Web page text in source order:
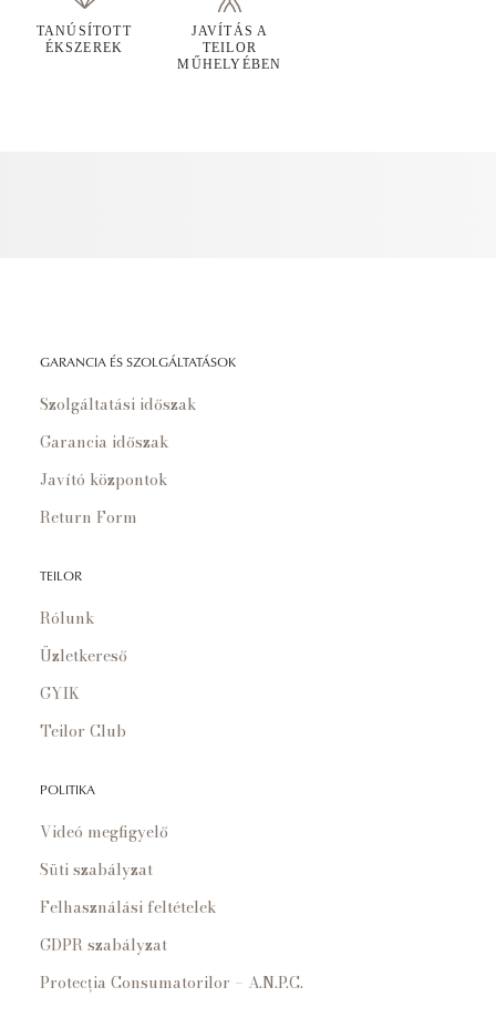
TANÚSÍTOTT
ÉKSZEREK
JAVÍTÁS A
TEILOR
MŰHELYÉBEN
GARANCIA ÉS SZOLGÁLTATÁSOK
Szolgáltatási időszak
Garancia időszak
Javító központok
Return Form
TEILOR
Rólunk
Üzletkereső
GYIK
Teilor Club
POLITIKA
Videó megfigyelő
Süti szabályzat
Felhasználási feltételek
GDPR szabályzat
Protecția Consumatorilor – A.N.P.C.